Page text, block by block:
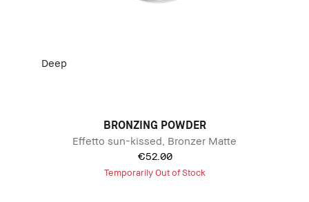
Deep
BRONZING POWDER
Effetto sun-kissed, Bronzer Matte
€52.00
Temporarily Out of Stock